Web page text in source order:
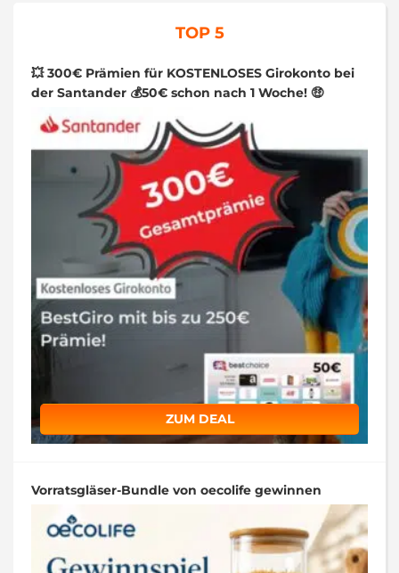
TOP 5
💥 300€ Prämien für KOSTENLOSES Girokonto bei
der Santander 💰50€ schon nach 1 Woche! 🤑
ZUM DEAL
Vorratsgläser-Bundle von oecolife gewinnen